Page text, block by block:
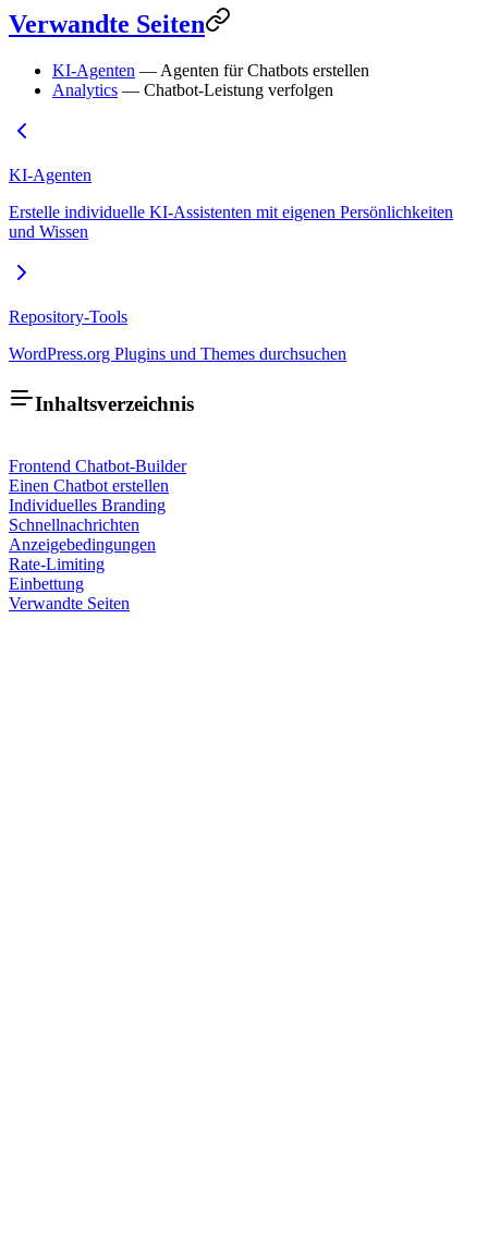
Verwandte Seiten
KI-Agenten — Agenten für Chatbots erstellen
Analytics — Chatbot-Leistung verfolgen
KI-Agenten
Erstelle individuelle KI-Assistenten mit eigenen Persönlichkeiten
und Wissen
Repository-Tools
WordPress.org Plugins und Themes durchsuchen
Inhaltsverzeichnis
Frontend Chatbot-Builder
Einen Chatbot erstellen
Individuelles Branding
Schnellnachrichten
Anzeigebedingungen
Rate-Limiting
Einbettung
Verwandte Seiten